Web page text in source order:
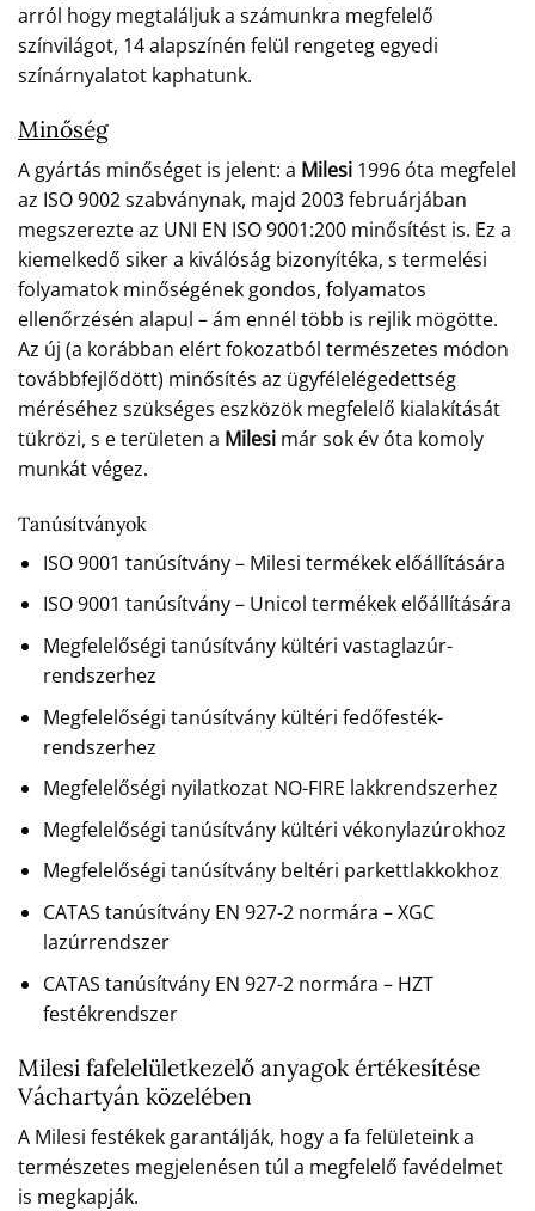
arról hogy megtaláljuk a számunkra megfelelő
színvilágot, 14 alapszínén felül rengeteg egyedi
színárnyalatot kaphatunk.
Minőség
A gyártás minőséget is jelent: a Milesi 1996 óta megfelel
az ISO 9002 szabványnak, majd 2003 februárjában
megszerezte az UNI EN ISO 9001:200 minősítést is. Ez a
kiemelkedő siker a kiválóság bizonyítéka, s termelési
folyamatok minőségének gondos, folyamatos
ellenőrzésén alapul – ám ennél több is rejlik mögötte.
Az új (a korábban elért fokozatból természetes módon
továbbfejlődött) minősítés az ügyfélelégedettség
méréséhez szükséges eszközök megfelelő kialakítását
tükrözi, s e területen a Milesi már sok év óta komoly
munkát végez.
Tanúsítványok
ISO 9001 tanúsítvány – Milesi termékek előállítására
ISO 9001 tanúsítvány – Unicol termékek előállítására
Megfelelőségi tanúsítvány kültéri vastaglazúr-
rendszerhez
Megfelelőségi tanúsítvány kültéri fedőfesték-
rendszerhez
Megfelelőségi nyilatkozat NO-FIRE lakkrendszerhez
Megfelelőségi tanúsítvány kültéri vékonylazúrokhoz
Megfelelőségi tanúsítvány beltéri parkettlakkokhoz
CATAS tanúsítvány EN 927-2 normára – XGC
lazúrrendszer
CATAS tanúsítvány EN 927-2 normára – HZT
festékrendszer
Milesi fafelelületkezelő anyagok értékesítése
Váchartyán közelében
A Milesi festékek garantálják, hogy a fa felületeink a
természetes megjelenésen túl a megfelelő favédelmet
is megkapják.